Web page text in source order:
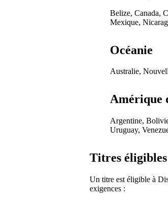
Belize, Canada,
Mexique,
Océanie
Australie,
Amérique
Argentine,
Uruguay,
Titres éligibles
Un titre est éligible à
exigences :